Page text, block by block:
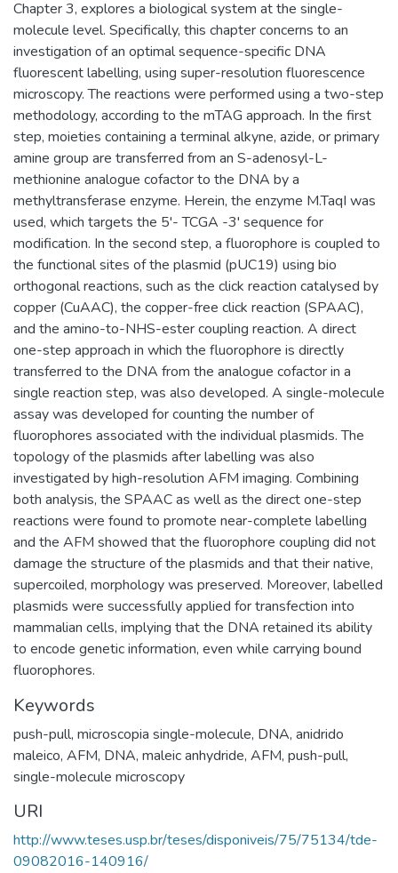
Chapter 3, explores a biological system at the single-
molecule level. Specifically, this chapter concerns to an
investigation of an optimal sequence-specific DNA
fluorescent labelling, using super-resolution fluorescence
microscopy. The reactions were performed using a two-step
methodology, according to the mTAG approach. In the first
step, moieties containing a terminal alkyne, azide, or primary
amine group are transferred from an S-adenosyl-L-
methionine analogue cofactor to the DNA by a
methyltransferase enzyme. Herein, the enzyme M.TaqI was
used, which targets the 5'- TCGA -3' sequence for
modification. In the second step, a fluorophore is coupled to
the functional sites of the plasmid (pUC19) using bio
orthogonal reactions, such as the click reaction catalysed by
copper (CuAAC), the copper-free click reaction (SPAAC),
and the amino-to-NHS-ester coupling reaction. A direct
one-step approach in which the fluorophore is directly
transferred to the DNA from the analogue cofactor in a
single reaction step, was also developed. A single-molecule
assay was developed for counting the number of
fluorophores associated with the individual plasmids. The
topology of the plasmids after labelling was also
investigated by high-resolution AFM imaging. Combining
both analysis, the SPAAC as well as the direct one-step
reactions were found to promote near-complete labelling
and the AFM showed that the fluorophore coupling did not
damage the structure of the plasmids and that their native,
supercoiled, morphology was preserved. Moreover, labelled
plasmids were successfully applied for transfection into
mammalian cells, implying that the DNA retained its ability
to encode genetic information, even while carrying bound
fluorophores.
Keywords
push-pull, microscopia single-molecule, DNA, anidrido
maleico, AFM, DNA, maleic anhydride, AFM, push-pull,
single-molecule microscopy
URI
http://www.teses.usp.br/teses/disponiveis/75/75134/tde-
09082016-140916/